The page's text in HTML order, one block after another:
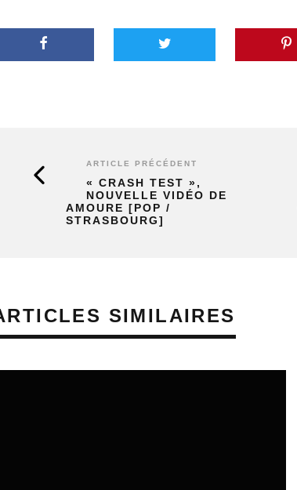
ARTICLE PRÉCÉDENT
« CRASH TEST »,
NOUVELLE VIDÉO DE
AMOURE [POP /
STRASBOURG]
SIMILAIRES